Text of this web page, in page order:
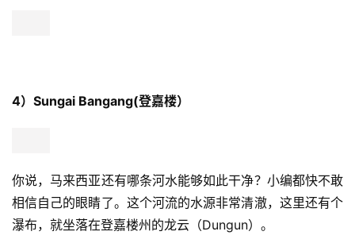
4）Sungai Bangang(登嘉楼）
你说，马来西亚还有哪条河水能够如此干净？小编都快不敢
相信自己的眼睛了。这个河流的水源非常清澈，这里还有个
瀑布，就坐落在登嘉楼州的龙云（Dungun）。